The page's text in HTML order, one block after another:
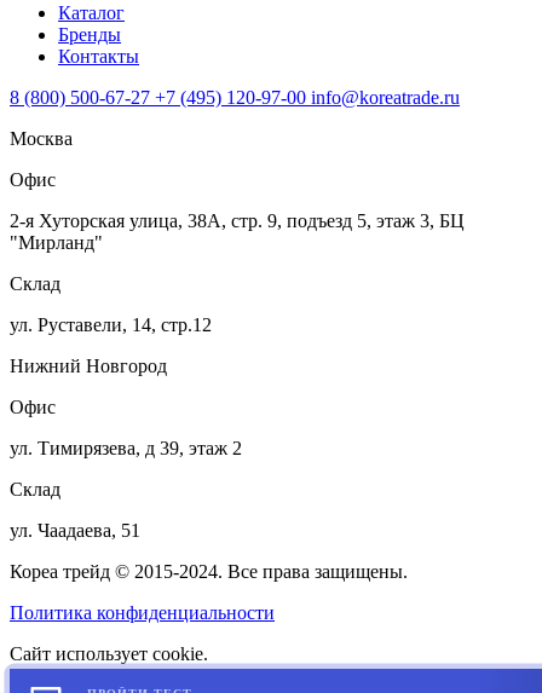
Каталог
Бренды
Контакты
8 (800) 500-67-27 +7 (495) 120-97-00 info@koreatrade.ru
Москва
Офис
2-я Хуторская улица, 38А, стр. 9, подъезд 5, этаж 3, БЦ
"Мирланд"
Склад
ул. Руставели, 14, стр.12
Нижний Новгород
Офис
ул. Тимирязева, д 39, этаж 2
Склад
ул. Чаадаева, 51
Кореа трейд © 2015-2024. Все права защищены.
Политика конфиденциальности
Сайт использует cookie.